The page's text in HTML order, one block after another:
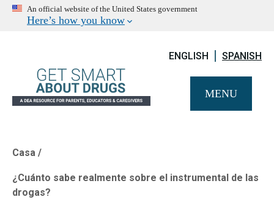
An official website of the United States government
Here’s how you know
ENGLISH SPANISH
MENU
Breadcrumb
Casa
¿Cuánto sabe realmente sobre el instrumental de las
drogas?